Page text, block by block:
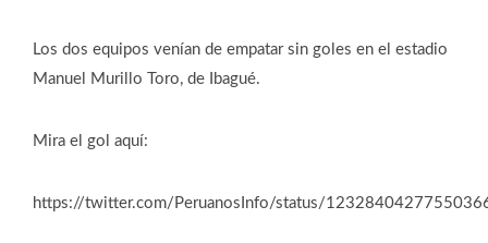
Los dos equipos venían de empatar sin goles en el estadio
Manuel Murillo Toro, de Ibagué.
Mira el gol aquí:
https://twitter.com/PeruanosInfo/status/